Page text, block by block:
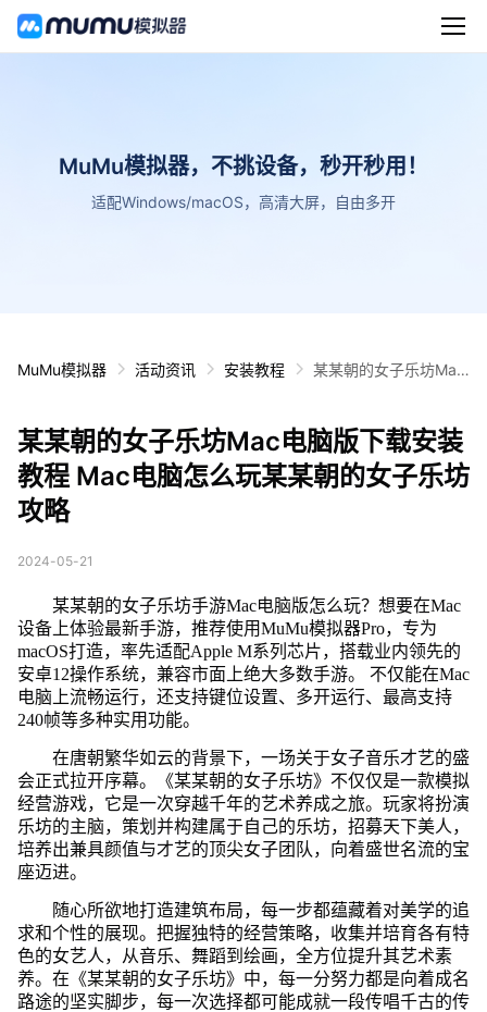
MuMu模拟器，不挑设备，秒开秒用！
适配Windows/macOS，高清大屏，自由多开
MuMu模拟器 活动资讯 安装教程
某某朝的女子乐坊Mac
女子乐坊攻略
某某朝的女子乐坊Mac电脑版下载安装
教程 Mac电脑怎么玩某某朝的女子乐坊
攻略
2024-05-21
某某朝的女子乐坊手游Mac电脑版怎么玩？想要在Mac
设备上体验最新手游，推荐使用MuMu模拟器Pro，专为
macOS打造，率先适配Apple M系列芯片，搭载业内领先的
安卓12操作系统，兼容市面上绝大多数手游。 不仅能在Mac
电脑上流畅运行，还支持键位设置、多开运行、最高支持
240帧等多种实用功能。
在唐朝繁华如云的背景下，一场关于女子音乐才艺的盛
会正式拉开序幕。《某某朝的女子乐坊》不仅仅是一款模拟
经营游戏，它是一次穿越千年的艺术养成之旅。玩家将扮演
乐坊的主脑，策划并构建属于自己的乐坊，招募天下美人，
培养出兼具颜值与才艺的顶尖女子团队，向着盛世名流的宝
座迈进。
随心所欲地打造建筑布局，每一步都蕴藏着对美学的追
求和个性的展现。把握独特的经营策略，收集并培育各有特
色的女艺人，从音乐、舞蹈到绘画，全方位提升其艺术素
养。在《某某朝的女子乐坊》中，每一分努力都是向着成名
路途的坚实脚步，每一次选择都可能成就一段传唱千古的传